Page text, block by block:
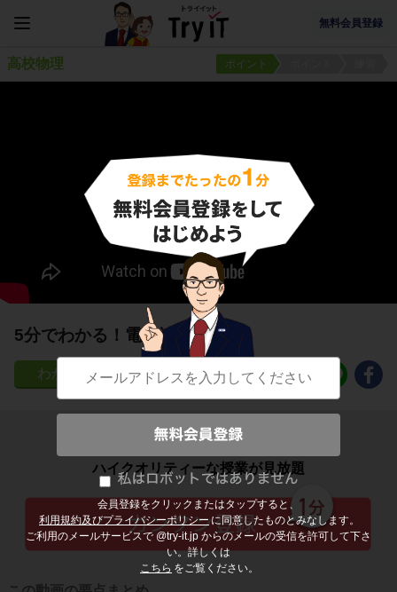
無料会員登録
会員登録をクリックまたはタップすると、
利用規約及びプライバシーポリシー に同意したものとみなします。
ご利用のメールサービスで @try-it.jp からのメールの受信を許可して下さ
い。詳しくは
こちら をご覧ください。
高校物理 ポイント
5分でわかる！電磁波の発生
79
子どもの勉強から大人の学び直しまで
ハイクオリティーな授業が見放題